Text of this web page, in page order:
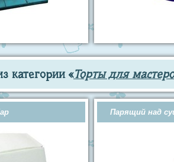
категории «Торты для
Парящий над